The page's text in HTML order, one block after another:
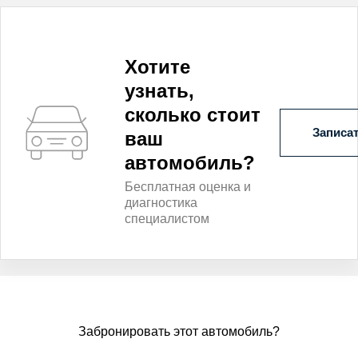
Хотите
узнать,
сколько стоит
ваш
автомобиль?
Бесплатная оценка и
диагностика
специалистом
Забронировать этот автомобиль?